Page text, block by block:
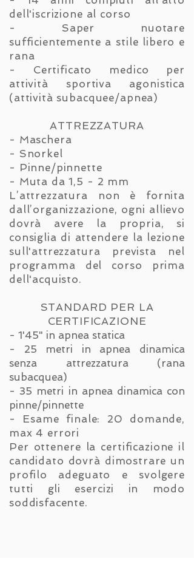
dell'iscrizione al corso
- Saper nuotare
sufficientemente a stile libero e
rana
- Certificato medico per
attività sportiva agonistica
(attività subacquee/apnea)
ATTREZZATURA
- Maschera
- Snorkel
- Pinne/pinnette
- Muta da 1,5 - 2 mm
L’attrezzatura non è fornita
dall’organizzazione, ogni allievo
dovrà avere la propria, si
consiglia di attendere la lezione
sull'attrezzatura prevista nel
programma del corso prima
dell'acquisto.
STANDARD PER LA
CERTIFICAZIONE
- 1'45" in apnea statica
- 25 metri in apnea dinamica
senza attrezzatura (rana
subacquea)
- 35 metri in apnea dinamica con
pinne/pinnette
- Esame finale: 20 domande,
max 4 errori
Per ottenere la certificazione il
candidato dovrà dimostrare un
profilo adeguato e svolgere
tutti gli esercizi in modo
soddisfacente.